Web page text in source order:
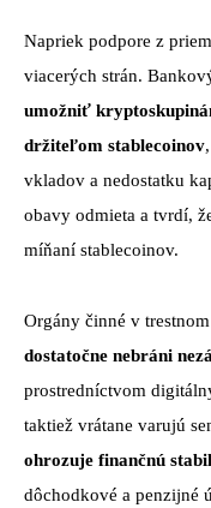
Napriek podpore z
viacerých strán.
umožniť
držiteľom stablecoinov
vkladov a nedostatku
obavy odmieta a tvrdí,
míňaní stablecoinov.
Orgány činné v
dostatočne nebráni
prostredníctvom
taktiež vrátane varujú
ohrozuje finančnú
dôchodkové a penzijné